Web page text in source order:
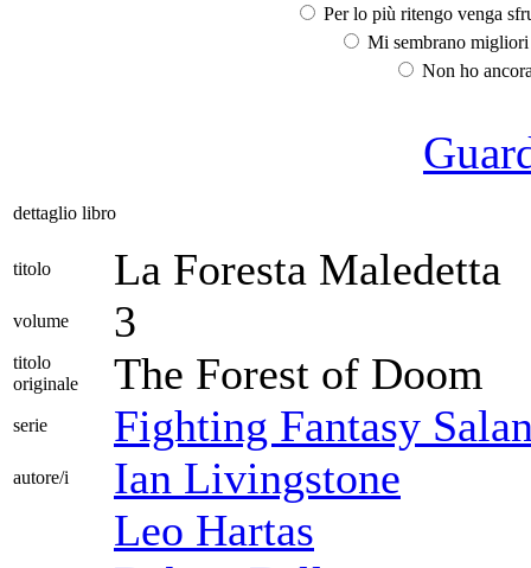
Per lo più ritengo venga
Mi sembrano
Non ho
dettaglio libro
titolo La Foresta Maledetta
volume 3
titolo
originale
The Forest of Doom
serie Fighting Fantasy
autore/i Ian Livingstone
Leo Hartas